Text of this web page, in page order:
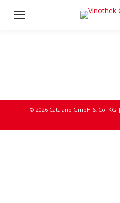
© 2026 Catalano GmbH & Co. KG |